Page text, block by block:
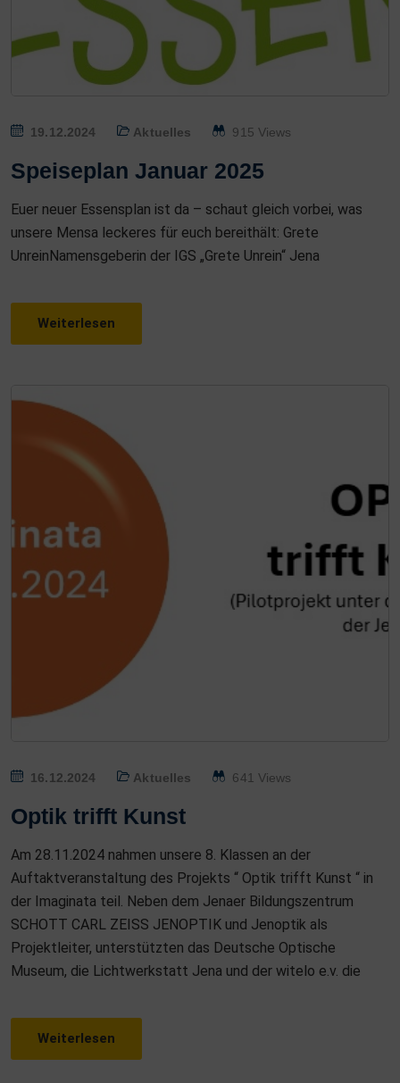
P
S
19.12.2024 Aktuelles 915 Views
Speiseplan Januar 2025
Euer neuer Essensplan ist da – schaut gleich vorbei, was
unsere Mensa leckeres für euch bereithält: Grete
UnreinNamensgeberin der IGS „Grete Unrein“ Jena
Weiterlesen
P
S
16.12.2024 Aktuelles 641 Views
Optik trifft Kunst
Am 28.11.2024 nahmen unsere 8. Klassen an der
Auftaktveranstaltung des Projekts “ Optik trifft Kunst “ in
der Imaginata teil. Neben dem Jenaer Bildungszentrum
SCHOTT CARL ZEISS JENOPTIK und Jenoptik als
Projektleiter, unterstützten das Deutsche Optische
Museum, die Lichtwerkstatt Jena und der witelo e.v. die
Weiterlesen